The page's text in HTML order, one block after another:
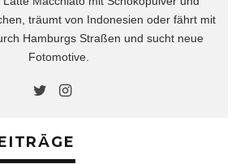
träumt von Indonesien oder fährt mit
Hamburgs Straßen und sucht neue
Fotomotive.